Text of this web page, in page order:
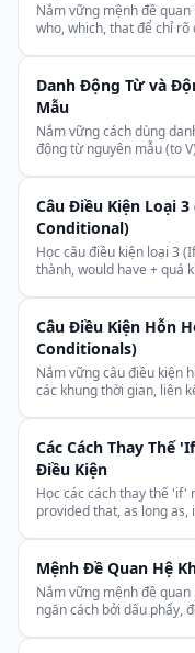
Nắm vững mệnh đề quan
who, which, that để chỉ rõ
phẩy.
Danh Động Từ và
Mẫu
Nắm vững cách dùng
động từ nguyên mẫu (to
Câu Điều Kiện Loại 3
Conditional)
Học câu điều kiện loại 3
thành, would have + quá
Câu Điều Kiện Hỗn
Conditionals)
Nắm vững câu điều kiện
các khung thời gian, liên
Các Cách Thay Thế
Điều Kiện
Học các cách thay thế 'if'
provided that, as long as,
Mệnh Đề Quan Hệ
Nắm vững mệnh đề quan
ngăn cách bởi dấu phẩy,